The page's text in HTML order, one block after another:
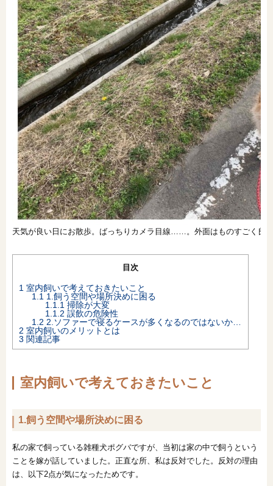
天気が良い日にお散歩。ばっちりカメラ目線……。外面はものすごく良
目次
1 室内飼いで考えておきたいこと
1.1 1.飼う空間や場所決めに困る
1.1.1 掃除が大変
1.1.2 誤飲の危険性
1.2 2.ソファーで寝るケースが多くなるのではないか…
2 室内飼いのメリットとは
3 関連記事
室内飼いで考えておきたいこと
1.飼う空間や場所決めに困る
私の家で飼っている雑種犬ポグバですが、当初は家の中で飼うという
ことを嫁が話していました。正直な所、私は反対でした。反対の理由
は、以下2点が気になったためです。